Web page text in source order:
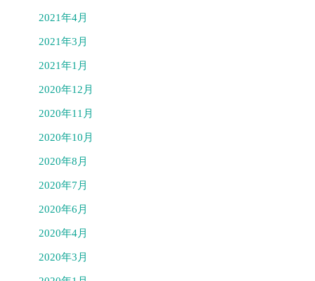
2021年4月
2021年3月
2021年1月
2020年12月
2020年11月
2020年10月
2020年8月
2020年7月
2020年6月
2020年4月
2020年3月